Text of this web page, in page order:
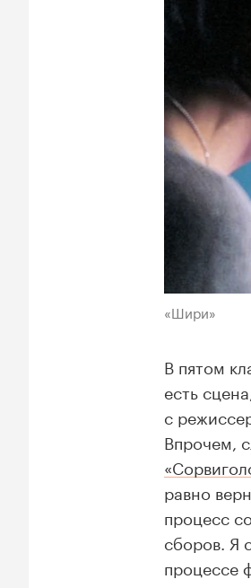
«Шири»
В пятом
есть
с
Впрочем,
равно
процесс
сборов. Я
процессе